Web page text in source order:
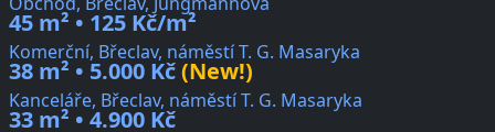
45 m² • 125 Kč/m²
Komerční, Břeclav, náměstí T. G. Masaryka
38 m² • 5.000 Kč(New!)
Kanceláře, Břeclav, náměstí T. G. Masaryka
33 m² • 4.900 Kč